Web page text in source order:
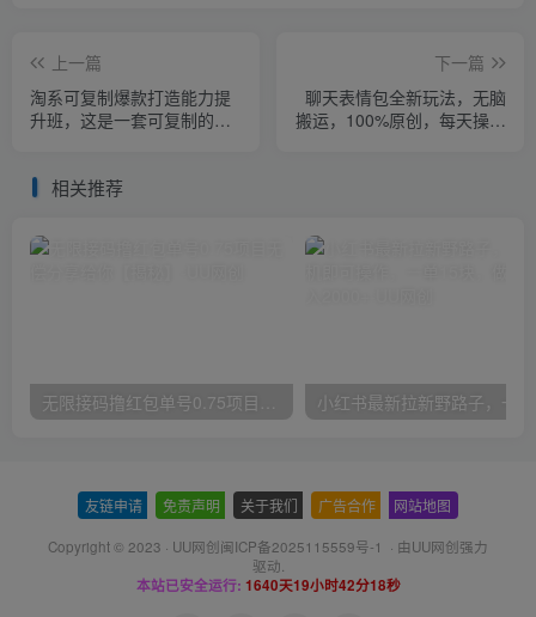
上一篇
淘系可复制爆款打造能力提
升班，这是一套可复制的打
下一篇
聊天表情包全新玩法，无脑
搬运，100%原创，每天操作
相关推荐
无限接码撸红包单号0.75项目无偿分享给你【揭秘】
友链申请 免责声明 关于我们 广告合作 网站地图
Copyright © 2023 · UU网创闽ICP备2025115559号-1 · 由UU网创强力
驱动.
本站已安全运行: 1640天19小时42分19秒